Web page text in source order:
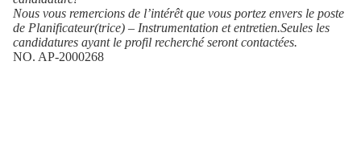
Nous vous remercions de l’intérêt que vous portez envers le poste
de Planificateur(trice) – Instrumentation et entretien.Seules les
candidatures ayant le profil recherché seront contactées.
NO. AP-2000268